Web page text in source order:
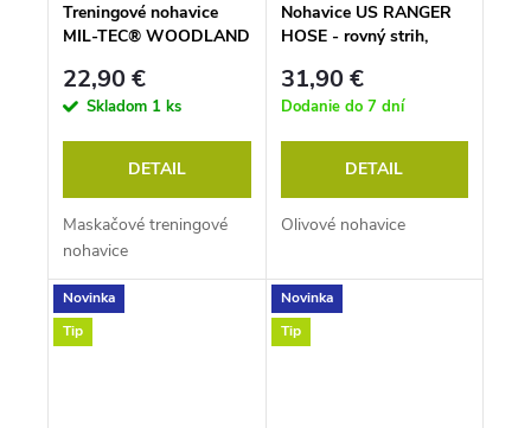
Treningové nohavice
MIL-TEC® WOODLAND
22,90 €
Skladom 1 ks
DETAIL
Maskačové treningové
nohavice
Nohavice US RANGER
HOSE - rovný strih,
31,90 €
Dodanie do 7 dní
DETAIL
Olivové nohavice
Novinka
Tip
Novinka
Tip